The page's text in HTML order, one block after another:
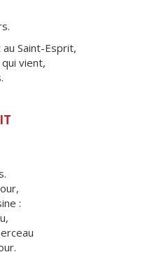
Saint-Esprit,
vient,
: